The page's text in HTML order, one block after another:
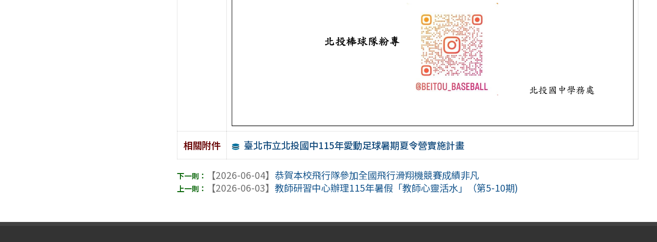
相關附件 臺北市立北投國中115年愛動足球暑期夏令營實施計畫
【2026-06-04】 恭賀本校飛行隊參加全國飛行滑翔機競賽成績非凡
【2026-06-03】教師研習中心辦理115年暑假「教師心靈活水」（第5-10期)